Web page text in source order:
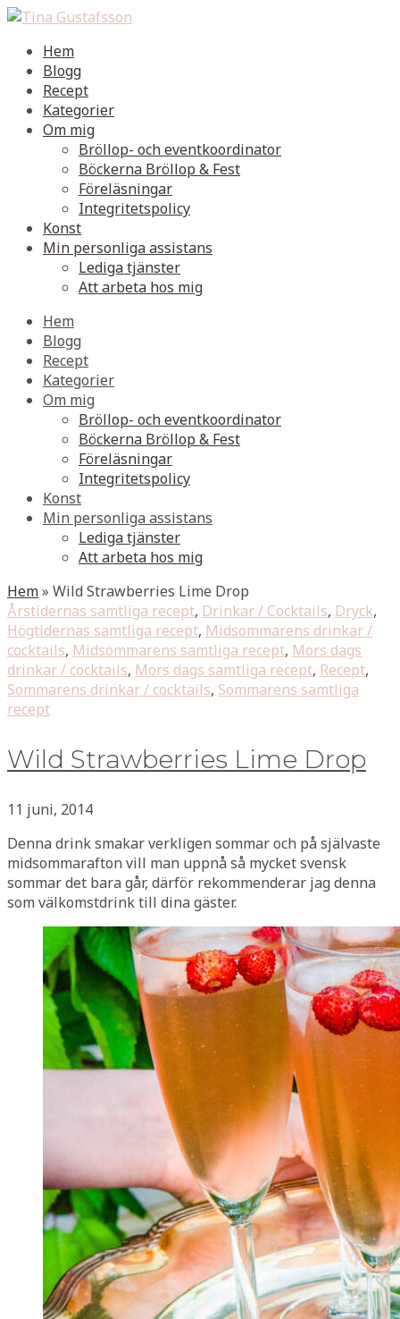
Hem
Blogg
Recept
Kategorier
Om mig
Bröllop- och eventkoordinator
Böckerna Bröllop & Fest
Föreläsningar
Integritetspolicy
Konst
Min personliga assistans
Lediga tjänster
Att arbeta hos mig
Hem
Blogg
Recept
Kategorier
Om mig
Bröllop- och eventkoordinator
Böckerna Bröllop & Fest
Föreläsningar
Integritetspolicy
Konst
Min personliga assistans
Lediga tjänster
Att arbeta hos mig
Hem» Wild Strawberries Lime Drop
Årstidernas samtliga recept, Drinkar / Cocktails, Dryck,
Högtidernas samtliga recept, Midsommarens drinkar /
cocktails, Midsommarens samtliga recept, Mors dags
drinkar / cocktails, Mors dags samtliga recept, Recept,
Sommarens drinkar / cocktails, Sommarens samtliga
recept
Wild Strawberries Lime Drop
11 juni, 2014
Denna drink smakar verkligen sommar och på självaste
midsommarafton vill man uppnå så mycket svensk
sommar det bara går, därför rekommenderar jag denna
som välkomstdrink till dina gäster.